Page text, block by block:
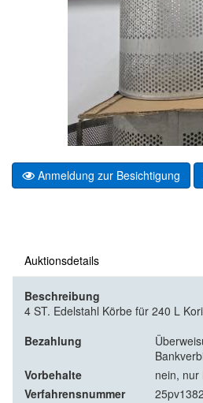
Anmeldung zur Besichtigung
Auktionsdetails
Beschreibung
4 ST. Edelstahl Körbe für 240 L
Bezahlung
Vorbehalte
nein, nur
Verfahrensnummer
25pv1382